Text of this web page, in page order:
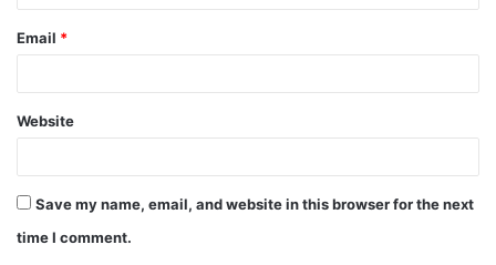
Email *
Website
Save my name, email, and website in this browser for the next
time I comment.